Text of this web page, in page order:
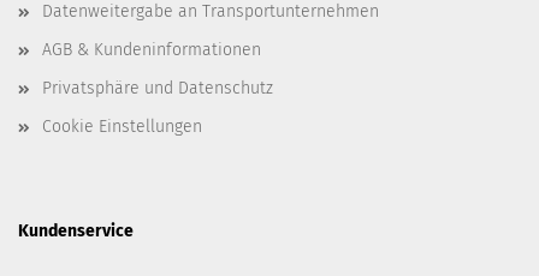
Datenweitergabe an Transportunternehmen
AGB & Kundeninformationen
Privatsphäre und Datenschutz
Cookie Einstellungen
Kundenservice